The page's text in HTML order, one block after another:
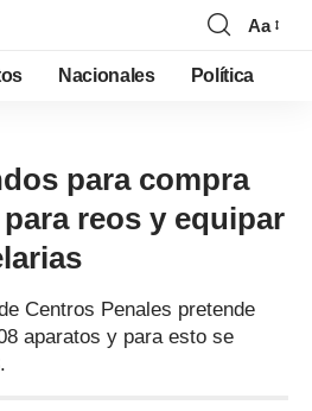
Aa
Nacionales Política
para compra
reos y equipar
Centros Penales pretende
aparatos y para esto se